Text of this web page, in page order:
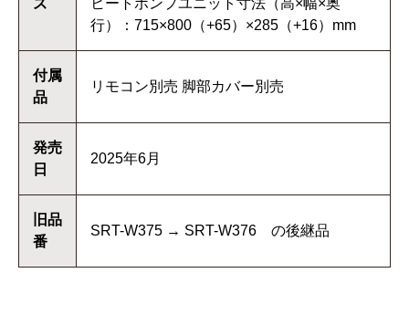
ズ
ヒートポンプユニット寸法（高×幅×奥
行）：715×800（+65）×285（+16）mm
付属
品
リモコン別売 脚部カバー別売
発売
日
2025年6月
旧品
番
SRT-W375 → SRT-W376 の後継品